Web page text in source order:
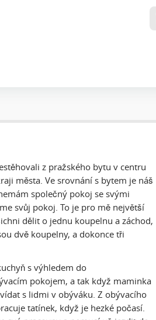
z pražského bytu v centru
města. Ve srovnání s bytem je náš
společný pokoj se svými
svůj pokoj. To je pro mě největší
dělit o jednu koupelnu a záchod,
dvě koupelny, a dokonce tři
s výhledem do
pokojem, a tak když maminka
s lidmi v obýváku. Z obývacího
tatínek, když je hezké počasí.